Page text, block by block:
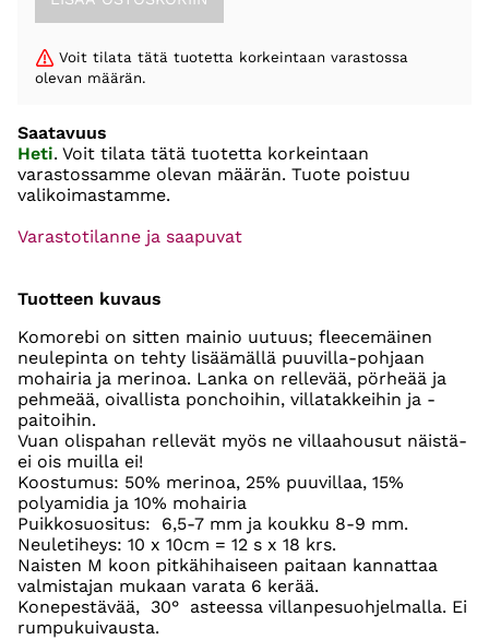
Voit tilata tätä tuotetta korkeintaan varastossa
olevan määrän.
Saatavuus
Heti. Voit tilata tätä tuotetta korkeintaan
varastossamme olevan määrän. Tuote poistuu
valikoimastamme.
Varastotilanne ja saapuvat
Tuotteen kuvaus
Komorebi on sitten mainio uutuus; fleecemäinen
neulepinta on tehty lisäämällä puuvilla-pohjaan
mohairia ja merinoa. Lanka on rellevää, pörheää ja
pehmeää, oivallista ponchoihin, villatakkeihin ja -
paitoihin.
Vuan olispahan rellevät myös ne villaahousut näistä-
ei ois muilla ei!
Koostumus: 50% merinoa, 25% puuvillaa, 15%
polyamidia ja 10% mohairia
Puikkosuositus: 6,5-7 mm ja koukku 8-9 mm.
Neuletiheys: 10 x 10cm = 12 s x 18 krs.
Naisten M koon pitkähihaiseen paitaan kannattaa
valmistajan mukaan varata 6 kerää.
Konepestävää, 30° asteessa villanpesuohjelmalla. Ei
rumpukuivausta.